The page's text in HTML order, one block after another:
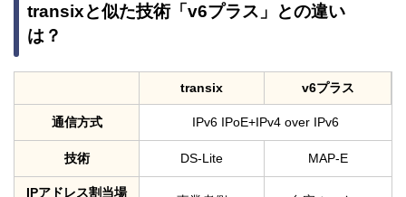
transixと似た技術「v6プラス」との違い
は？
transix v6プラス
通信方式 IPv6 IPoE+IPv4 over IPv6
技術 DS-Lite MAP-E
IPアドレス割当場